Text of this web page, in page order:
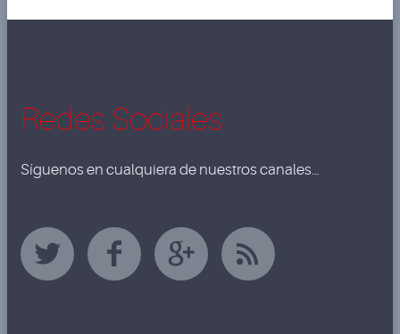
Redes Sociales
Síguenos en cualquiera de nuestros canales…